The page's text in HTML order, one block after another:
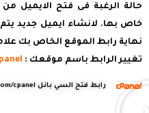
حالة الرغبة فى فتح الايميل
خاص بها. لانشاء ايميل جديد
تغيير الرابط باسم موقعك : yoursitename.com/
رابط فتح السي بانل yoursitename.com/cpanel